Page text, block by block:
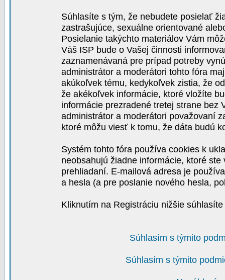
Súhlasíte s tým, že nebudete posielať
zastrašujúce, sexuálne orientované
Posielanie takýchto materiálov Vám
Váš ISP bude o Vašej činnosti
zaznamenávaná pre prípad potreby
administrátor a moderátori tohto fóra
akúkoľvek tému, kedykoľvek zistia, že
že akékoľvek informácie, ktoré vložíte
informácie prezradené tretej strane bez
administrátor a moderátori považovaní
ktoré môžu viesť k tomu, že dáta budú
Systém tohto fóra používa cookies k
neobsahujú žiadne informácie, ktoré
prehliadaní. E-mailová adresa je
a hesla (a pre poslanie nového hesla,
Kliknutím na Registráciu nižšie
Súhlasím s týmito
Súhlasím s týmito